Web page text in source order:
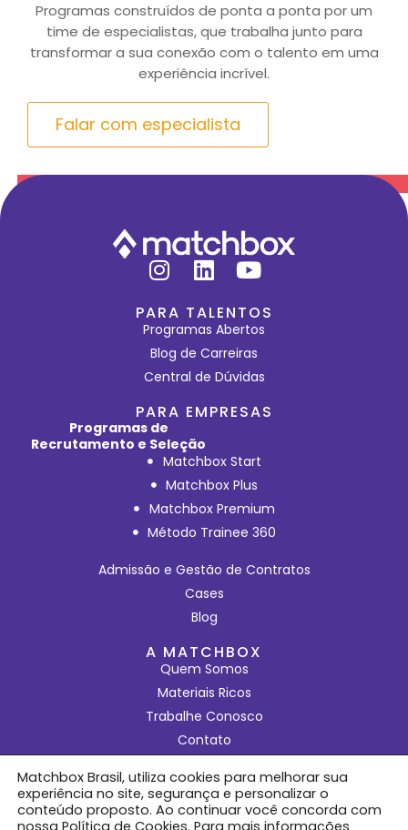
Programas construídos de ponta a ponta por um
time de especialistas, que trabalha junto para
transformar a sua conexão com o talento em uma
experiência incrível.
Falar com especialista
PARA TALENTOS
Programas Abertos
Blog de Carreiras
Central de Dúvidas
PARA EMPRESAS
Programas de
Recrutamento e Seleção
Matchbox Start
Matchbox Plus
Matchbox Premium
Método Trainee 360
Admissão e Gestão de Contratos
Cases
Blog
A MATCHBOX
Quem Somos
Materiais Ricos
Trabalhe Conosco
Contato
Política de Cookies
© 2025Matchbox Brasil.
Matchbox Brasil, utiliza cookies para melhorar sua
experiência no site, segurança e personalizar o
conteúdo proposto. Ao continuar você concorda com
nossa Política de Cookies. Para mais informações